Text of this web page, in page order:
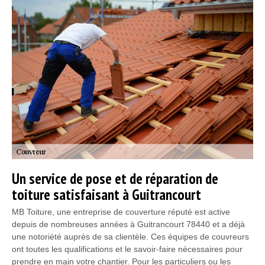
Un service de pose et de réparation de
toiture satisfaisant à Guitrancourt
MB Toiture, une entreprise de couverture réputé est active
depuis de nombreuses années à Guitrancourt 78440 et a déjà
une notoriété auprès de sa clientèle. Ces équipes de couvreurs
ont toutes les qualifications et le savoir-faire nécessaires pour
prendre en main votre chantier. Pour les particuliers ou les